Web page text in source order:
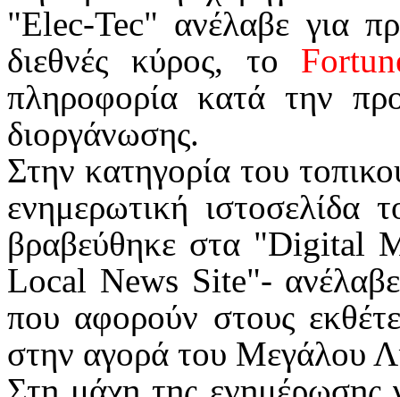
"Elec-Tec" ανέλαβε για
διεθνές κύρος, το
πληροφορία κατά την
διοργάνωσης.
Στην κατηγορία του
ενημερωτική ιστοσελίδα
βραβεύθηκε στα "Digital
Local News Site"- ανέλαβε
που αφορούν στους
στην αγορά του Μεγάλου